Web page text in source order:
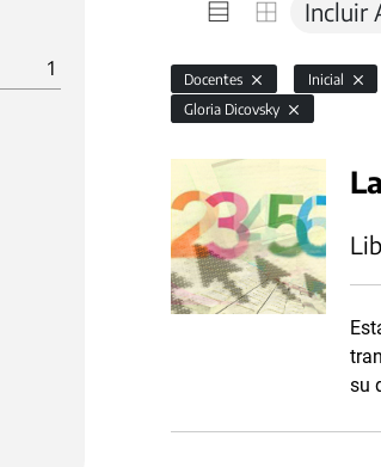
1
Incluir
Docentes Inicial
Gloria Dicovsky
su